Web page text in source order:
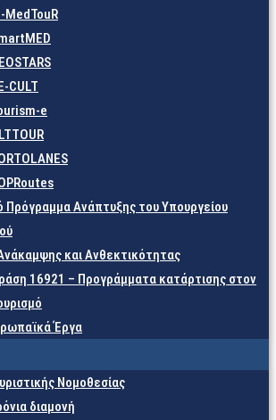
MedTouR
CULT
e
Πρόγραμμα Ανάπτυξης του Υπουργείου
και Ανθεκτικότητας
16921 – Προγράμματα κατάρτισης στον
Έργα
Νομοθεσίας
διαμονή